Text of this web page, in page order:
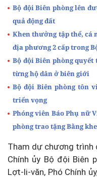
Bộ đội Biên phòng lên
quả động đất
Khen thưởng tập thể, cá
địa phương 2 cấp trong
Bộ đội Biên phòng
từng hộ dân ở biên giới
Bộ đội Biên phòng tôn
triển vọng
Phóng viên Báo Phụ nữ
phòng trao tặng Bằng
Tham dự chương trình
Chính ủy Bộ đội Biên
Lợt-li-văn, Phó Chính